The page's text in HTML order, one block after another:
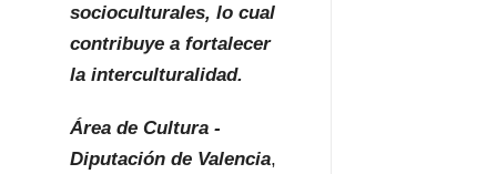
socioculturales, lo cual
contribuye a fortalecer
la interculturalidad.
Área de Cultura -
Diputación de Valencia,